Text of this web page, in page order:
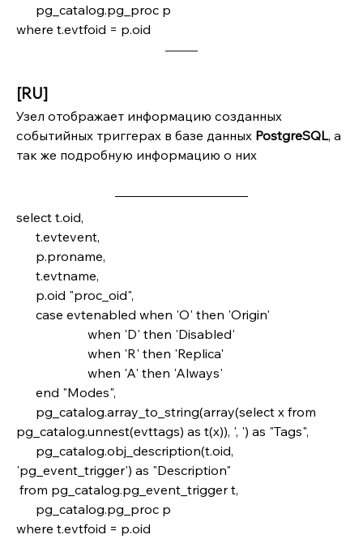
pg_catalog.pg_proc p
where t.evtfoid = p.oid
[RU]
Узел отображает информацию созданных
событийных триггерах в базе данных PostgreSQL, а
так же подробную информацию о них
select t.oid,
      t.evtevent,
      p.proname,
      t.evtname,
      p.oid "proc_oid",
      case evtenabled when 'O' then 'Origin'
                      when 'D' then 'Disabled'
                      when 'R' then 'Replica'
                      when 'A' then 'Always'
      end "Modes",
pg_catalog.unnest(evttags) as t(x)), ', ') as "Tags",
'pg_event_trigger') as "Description"
from pg_catalog.pg_event_trigger t,
      pg_catalog.pg_proc p
where t.evtfoid = p.oid